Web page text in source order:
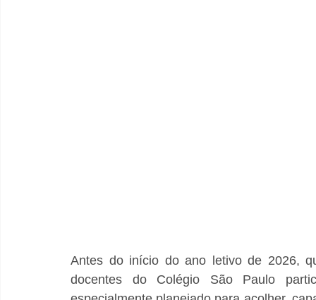
Antes do início do ano letivo de 2026,
docentes do Colégio São Paulo